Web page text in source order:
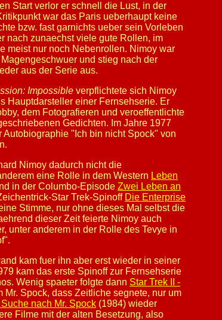
Start verlor er schnell die Lust, in der
war das Paris ueberhaupt keine
bzw. fast garnichts ueber sein Vorleben
nach zunaechst viele gute Rollen, im
meist nur noch Nebenrollen. Nimoy war
und stieg nach der
aus der Serie aus.
Impossible verpflichtete sich Nimoy
Hauptdarsteller einer Fernsehserie. Er
dem Fotografieren und veroeffentlichte
Gedichten. Im Jahre 1977
"Ich bin nicht Spock" von
Nimoy dadurch nicht die
eine Rolle in dem Western Leben
in der Columbo-Episode Zwei Leben an
Star Trek-Spinoff Die Enterprise
Stimme, nur ohne dieses Mal selbst die
dieser Zeit feierte Nimoy auch
unter anderem in der Rolle des Tevye in
kam fuer ihn aber erst wieder in seiner
kam das erste Spinoff zur Fernsehserie
Wenig spaeter folgte dann Star Trek II -
Mr. Spock, dass Zeitliche segnete, nur um
nach Mr. Spock (1984) wieder
Filme mit der alten Besetzung, also